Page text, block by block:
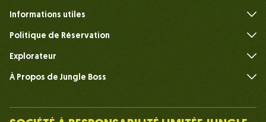
Informations utiles
Politique de Réservation
Explorateur
À Propos de Jungle Boss
Notre Équipe